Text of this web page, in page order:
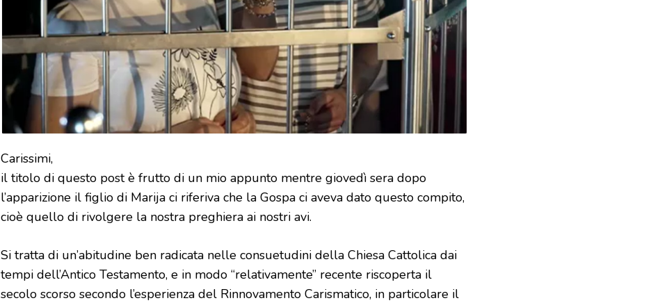
Carissimi,
il titolo di questo post è frutto di un mio appunto mentre giovedì sera dopo
l’apparizione il figlio di Marija ci riferiva che la Gospa ci aveva dato questo compito,
cioè quello di rivolgere la nostra preghiera ai nostri avi.
Si tratta di un’abitudine ben radicata nelle consuetudini della Chiesa Cattolica dai
tempi dell’Antico Testamento, e in modo “relativamente” recente riscoperta il
secolo scorso secondo l’esperienza del Rinnovamento Carismatico, in particolare il